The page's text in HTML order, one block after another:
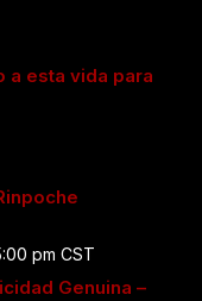
a esta vida para
pm CST
Genuina –